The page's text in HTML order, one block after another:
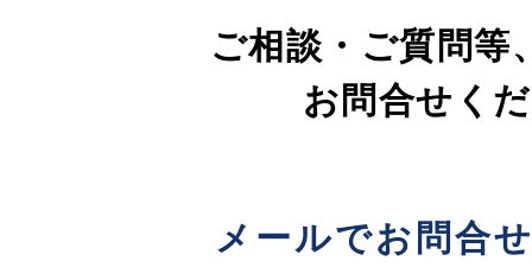
ご相談・ご質問等
お問合せく
メールでお問合